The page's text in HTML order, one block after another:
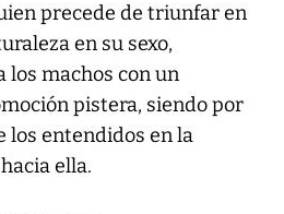
precede de triunfar en
en su sexo,
los machos con un
pistera, siendo por
los entendidos en la
ella.